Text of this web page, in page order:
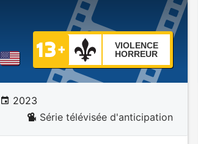
VIOLENCE
HORREUR
2023
Série télévisée d'anticipation